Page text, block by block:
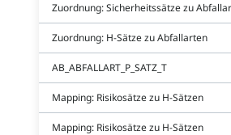
Zuordnung: Sicherheitssätze zu
Zuordnung: H-Sätze zu Abfallarten
AB_ABFALLART_P_SATZ_T
Mapping: Risikosätze zu H-Sätzen
Mapping: Risikosätze zu H-Sätzen